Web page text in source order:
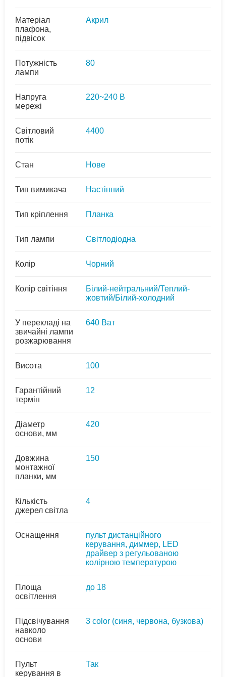
Матеріал
плафона,
підвісок
Акрил
Потужність
лампи
80
Напруга
мережі
220~240 В
Світловий
потік
4400
Стан Нове
Тип вимикача Настінний
Тип кріплення Планка
Тип лампи Світлодіодна
Колір Чорний
Колір світіння
Білий-нейтральний/Теплий-
жовтий/Білий-холодний
У перекладі на
звичайні лампи
розжарювання
640 Ват
Висота 100
Гарантійний
термін
12
Діаметр
основи, мм
420
Довжина
монтажної
планки, мм
150
Кількість
джерел світла
4
Оснащення
пульт дистанційного
керування, диммер, LED
драйвер з регульованою
колірною температурою
Площа
освітлення
до 18
Підсвічування
навколо
основи
3 colоr (синя, червона, бузкова)
Пульт
керування в
Так